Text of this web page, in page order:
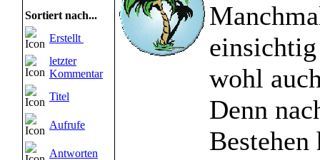
Sortiert nach...
Erstellt
letzter
Kommentar
Titel
Aufrufe
Antworten
einsichtig
wohl
Denn